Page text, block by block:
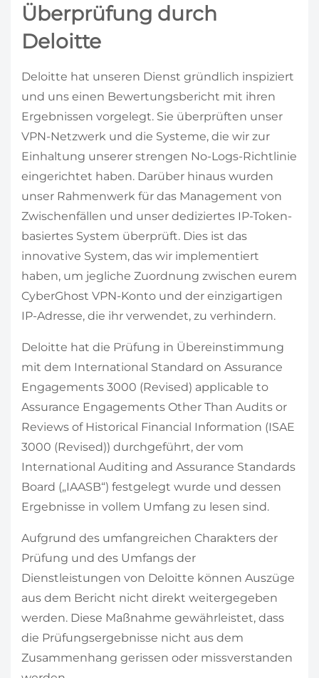
Überprüfung durch
Deloitte
Deloitte hat unseren Dienst gründlich inspiziert
und uns einen Bewertungsbericht mit ihren
Ergebnissen vorgelegt. Sie überprüften unser
VPN-Netzwerk und die Systeme, die wir zur
Einhaltung unserer strengen No-Logs-Richtlinie
eingerichtet haben. Darüber hinaus wurden
unser Rahmenwerk für das Management von
Zwischenfällen und unser dediziertes IP-Token-
basiertes System überprüft. Dies ist das
innovative System, das wir implementiert
haben, um jegliche Zuordnung zwischen eurem
CyberGhost VPN-Konto und der einzigartigen
IP-Adresse, die ihr verwendet, zu verhindern.
Deloitte hat die Prüfung in Übereinstimmung
mit dem International Standard on Assurance
Engagements 3000 (Revised) applicable to
Assurance Engagements Other Than Audits or
Reviews of Historical Financial Information (ISAE
3000 (Revised)) durchgeführt, der vom
International Auditing and Assurance Standards
Board („IAASB“) festgelegt wurde und dessen
Ergebnisse in vollem Umfang zu lesen sind.
Aufgrund des umfangreichen Charakters der
Prüfung und des Umfangs der
Dienstleistungen von Deloitte können Auszüge
aus dem Bericht nicht direkt weitergegeben
werden. Diese Maßnahme gewährleistet, dass
die Prüfungsergebnisse nicht aus dem
Zusammenhang gerissen oder missverstanden